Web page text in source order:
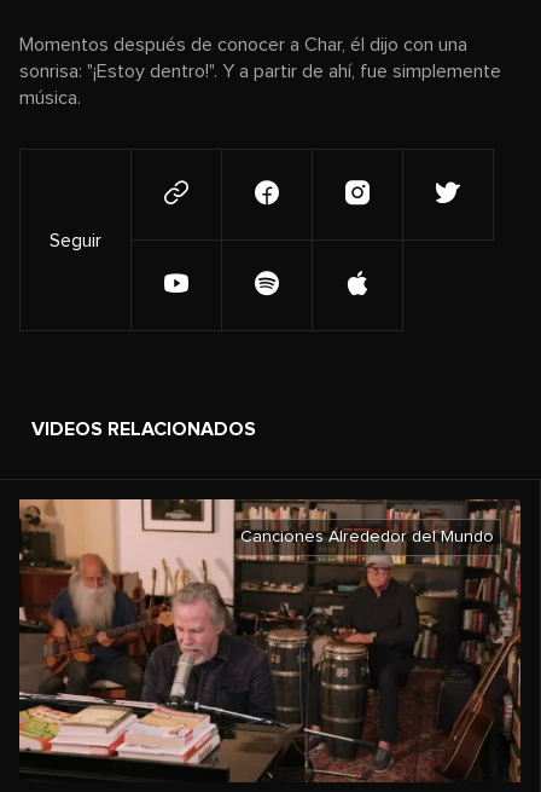
Momentos después de conocer a Char, él dijo con una
sonrisa: "¡Estoy dentro!". Y a partir de ahí, fue simplemente
música.
Seguir
VIDEOS RELACIONADOS
Canciones Alrededor del Mundo